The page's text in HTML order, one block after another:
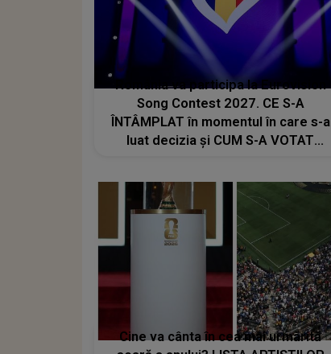
România va participa la Eurovision
Song Contest 2027. CE S-A
ÎNTÂMPLAT în momentul în care s-a
luat decizia și CUM S-A VOTAT
Cine va cânta în cea mai urmărită